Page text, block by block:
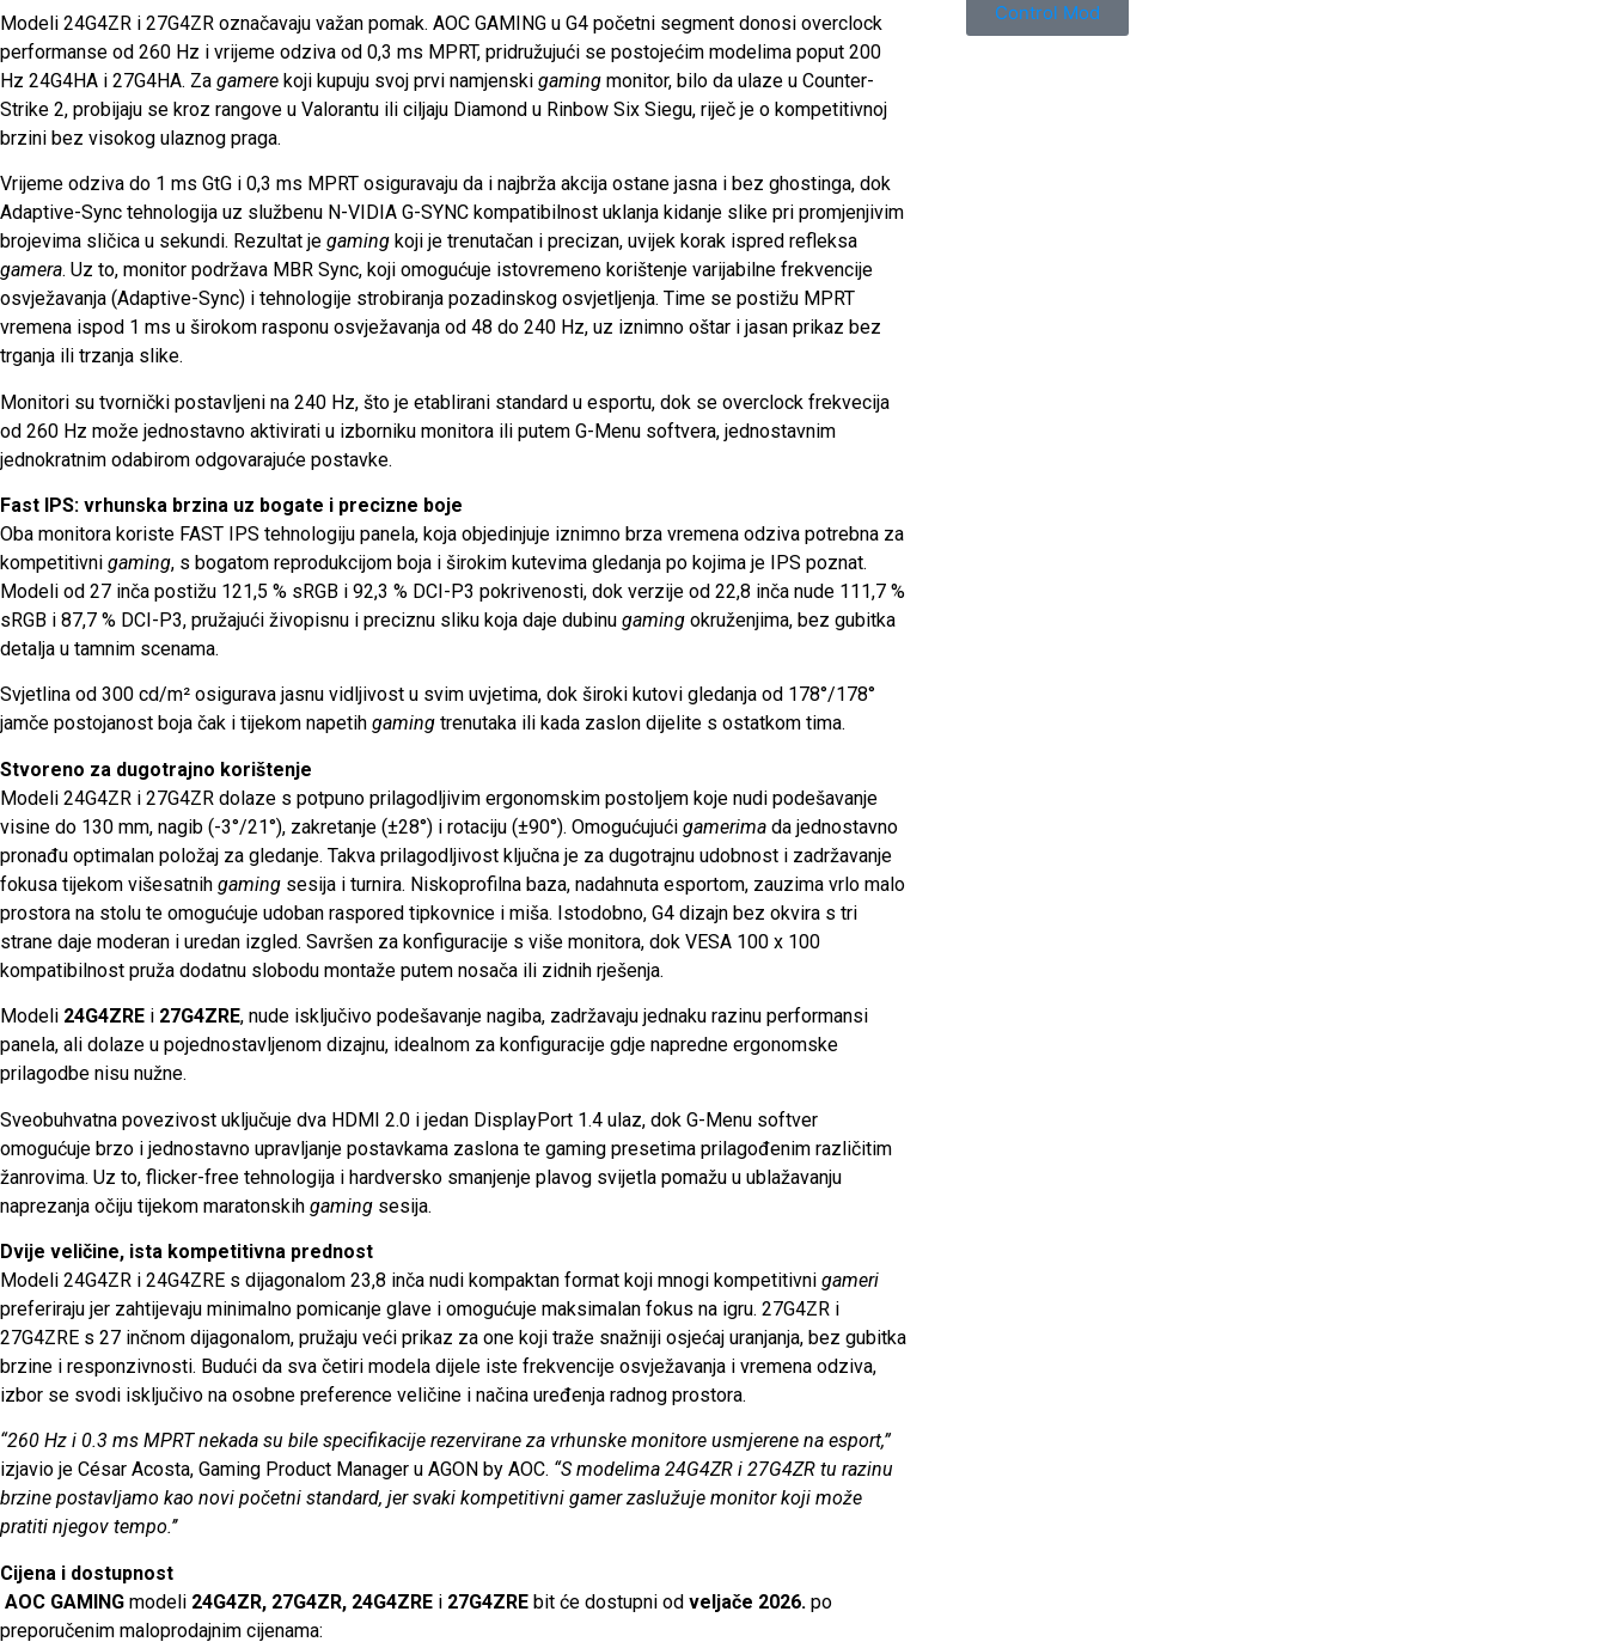
Modeli 24G4ZR i 27G4ZR označavaju važan pomak. AOC GAMING u G4 početni segment donosi overclock
performanse od 260 Hz i vrijeme odziva od 0,3 ms MPRT, pridružujući se postojećim modelima poput 200
Hz 24G4HA i 27G4HA. Za gamere koji kupuju svoj prvi namjenski gaming monitor, bilo da ulaze u Counter-
Strike 2, probijaju se kroz rangove u Valorantu ili ciljaju Diamond u Rinbow Six Siegu, riječ je o kompetitivnoj
brzini bez visokog ulaznog praga.
Vrijeme odziva do 1 ms GtG i 0,3 ms MPRT osiguravaju da i najbrža akcija ostane jasna i bez ghostinga, dok
Adaptive-Sync tehnologija uz službenu N-VIDIA G-SYNC kompatibilnost uklanja kidanje slike pri promjenjivim
brojevima sličica u sekundi. Rezultat je gaming koji je trenutačan i precizan, uvijek korak ispred refleksa
gamera. Uz to, monitor podržava MBR Sync, koji omogućuje istovremeno korištenje varijabilne frekvencije
osvježavanja (Adaptive-Sync) i tehnologije strobiranja pozadinskog osvjetljenja. Time se postižu MPRT
vremena ispod 1 ms u širokom rasponu osvježavanja od 48 do 240 Hz, uz iznimno oštar i jasan prikaz bez
trganja ili trzanja slike.
Monitori su tvornički postavljeni na 240 Hz, što je etablirani standard u esportu, dok se overclock frekvecija
od 260 Hz može jednostavno aktivirati u izborniku monitora ili putem G-Menu softvera, jednostavnim
jednokratnim odabirom odgovarajuće postavke.
Fast IPS: vrhunska brzina uz bogate i precizne boje
Oba monitora koriste FAST IPS tehnologiju panela, koja objedinjuje iznimno brza vremena odziva potrebna za
kompetitivni gaming, s bogatom reprodukcijom boja i širokim kutevima gledanja po kojima je IPS poznat.
Modeli od 27 inča postižu 121,5 % sRGB i 92,3 % DCI-P3 pokrivenosti, dok verzije od 22,8 inča nude 111,7 %
sRGB i 87,7 % DCI-P3, pružajući živopisnu i preciznu sliku koja daje dubinu gaming okruženjima, bez gubitka
detalja u tamnim scenama.
Svjetlina od 300 cd/m² osigurava jasnu vidljivost u svim uvjetima, dok široki kutovi gledanja od 178°/178°
jamče postojanost boja čak i tijekom napetih gaming trenutaka ili kada zaslon dijelite s ostatkom tima.
Stvoreno za dugotrajno korištenje
Modeli 24G4ZR i 27G4ZR dolaze s potpuno prilagodljivim ergonomskim postoljem koje nudi podešavanje
visine do 130 mm, nagib (-3°/21°), zakretanje (±28°) i rotaciju (±90°). Omogućujući gamerima da jednostavno
pronađu optimalan položaj za gledanje. Takva prilagodljivost ključna je za dugotrajnu udobnost i zadržavanje
fokusa tijekom višesatnih gaming sesija i turnira. Niskoprofilna baza, nadahnuta esportom, zauzima vrlo malo
prostora na stolu te omogućuje udoban raspored tipkovnice i miša. Istodobno, G4 dizajn bez okvira s tri
strane daje moderan i uredan izgled. Savršen za konfiguracije s više monitora, dok VESA 100 x 100
kompatibilnost pruža dodatnu slobodu montaže putem nosača ili zidnih rješenja.
Modeli 24G4ZRE i 27G4ZRE, nude isključivo podešavanje nagiba, zadržavaju jednaku razinu performansi
panela, ali dolaze u pojednostavljenom dizajnu, idealnom za konfiguracije gdje napredne ergonomske
prilagodbe nisu nužne.
Sveobuhvatna povezivost uključuje dva HDMI 2.0 i jedan DisplayPort 1.4 ulaz, dok G-Menu softver
omogućuje brzo i jednostavno upravljanje postavkama zaslona te gaming presetima prilagođenim različitim
žanrovima. Uz to, flicker-free tehnologija i hardversko smanjenje plavog svijetla pomažu u ublažavanju
naprezanja očiju tijekom maratonskih gaming sesija.
Dvije veličine, ista kompetitivna prednost
Modeli 24G4ZR i 24G4ZRE s dijagonalom 23,8 inča nudi kompaktan format koji mnogi kompetitivni gameri
preferiraju jer zahtijevaju minimalno pomicanje glave i omogućuje maksimalan fokus na igru. 27G4ZR i
27G4ZRE s 27 inčnom dijagonalom, pružaju veći prikaz za one koji traže snažniji osjećaj uranjanja, bez gubitka
brzine i responzivnosti. Budući da sva četiri modela dijele iste frekvencije osvježavanja i vremena odziva,
izbor se svodi isključivo na osobne preference veličine i načina uređenja radnog prostora.
“260 Hz i 0.3 ms MPRT nekada su bile specifikacije rezervirane za vrhunske monitore usmjerene na esport,”
izjavio je César Acosta, Gaming Product Manager u AGON by AOC. “S modelima 24G4ZR i 27G4ZR tu razinu
brzine postavljamo kao novi početni standard, jer svaki kompetitivni gamer zaslužuje monitor koji može
pratiti njegov tempo.’’
Cijena i dostupnost
AOC GAMING modeli 24G4ZR, 27G4ZR, 24G4ZRE i 27G4ZRE bit će dostupni od veljače 2026. po
preporučenim maloprodajnim cijenama:
Control Mod